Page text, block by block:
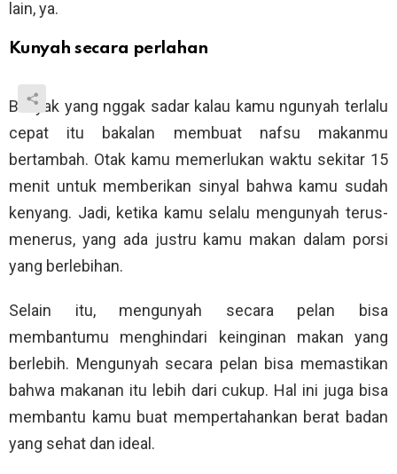
lain, ya.
Kunyah secara perlahan
Banyak yang nggak sadar kalau kamu ngunyah terlalu
cepat itu bakalan membuat nafsu makanmu
bertambah. Otak kamu memerlukan waktu sekitar 15
menit untuk memberikan sinyal bahwa kamu sudah
kenyang. Jadi, ketika kamu selalu mengunyah terus-
menerus, yang ada justru kamu makan dalam porsi
yang berlebihan.
Selain itu, mengunyah secara pelan bisa
membantumu menghindari keinginan makan yang
berlebih. Mengunyah secara pelan bisa memastikan
bahwa makanan itu lebih dari cukup. Hal ini juga bisa
membantu kamu buat mempertahankan berat badan
yang sehat dan ideal.